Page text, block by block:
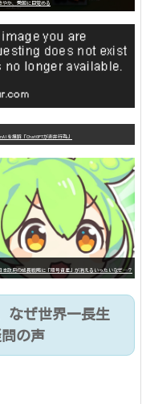
やか、愛国に目覚める
を提訴「ChatGPTが非弁行為」
本政府の成長戦略に「暗号資産」が消えるいったいなぜ…？
なぜ世界一長生
の声